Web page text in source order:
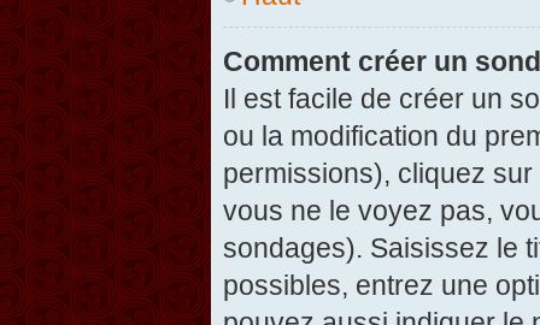
Comment créer un
Il est facile de créer un
ou la modification du
permissions), cliquez sur
vous ne le voyez pas,
sondages). Saisissez le
possibles, entrez une